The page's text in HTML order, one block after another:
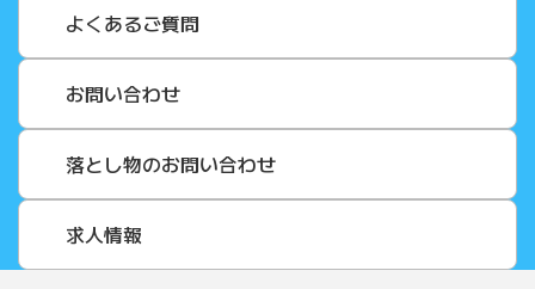
よくあるご質問
お問い合わせ
落とし物のお問い合わせ
求人情報